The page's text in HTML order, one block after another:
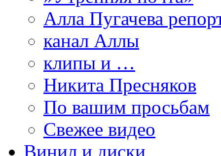
Алла Пугачева
канал Аллы
клипы и …
Никита Пресняков
По вашим просьбам
Свежее видео
Винил и диски